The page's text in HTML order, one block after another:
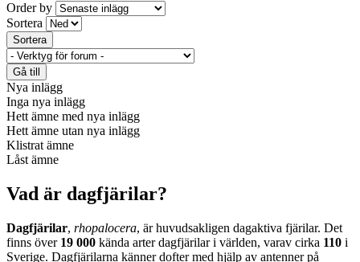
Order by
Sortera
Nya inlägg
Inga nya inlägg
Hett ämne med nya inlägg
Hett ämne utan nya inlägg
Klistrat ämne
Låst ämne
Vad är dagfjärilar?
Dagfjärilar, rhopalocera, är huvudsakligen dagaktiva fjärilar. Det
finns över 19 000 kända arter dagfjärilar i världen, varav cirka 110 i
Sverige. Dagfjärilarna känner dofter med hjälp av antenner på